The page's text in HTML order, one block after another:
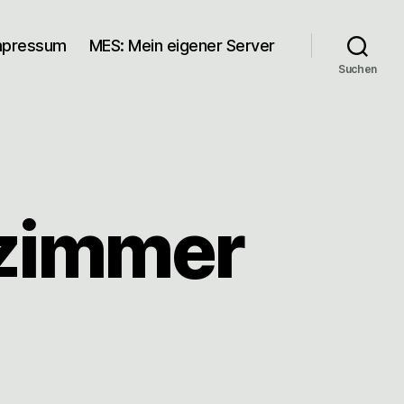
MES: Mein eigener Server
Suchen